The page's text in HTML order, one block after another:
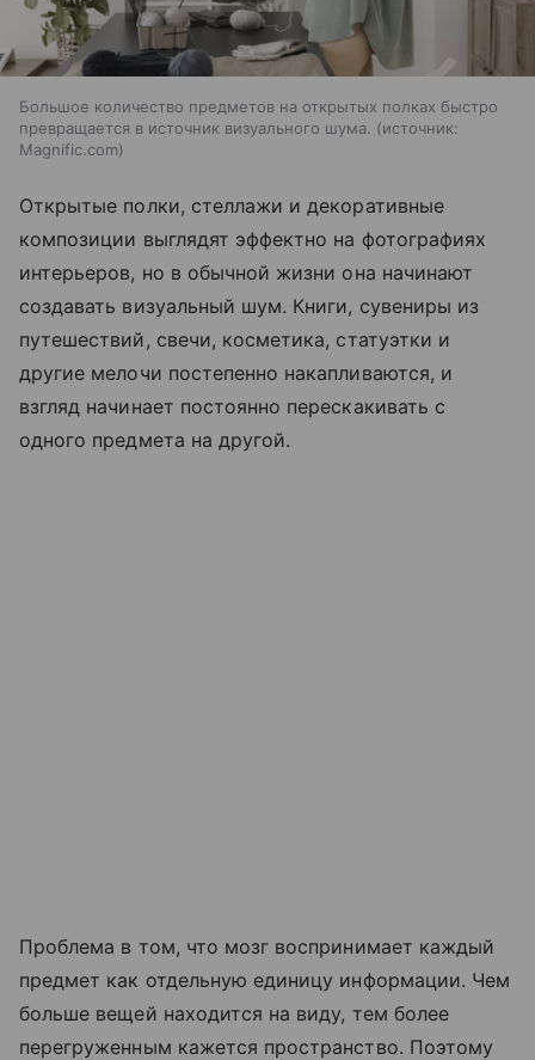
Большое количество предметов на открытых полках быстро
превращается в источник визуального шума.
источник:
Magnific.com
Открытые полки, стеллажи и декоративные
композиции выглядят эффектно на фотографиях
интерьеров, но в обычной жизни она начинают
создавать визуальный шум. Книги, сувениры из
путешествий, свечи, косметика, статуэтки и
другие мелочи постепенно накапливаются, и
взгляд начинает постоянно перескакивать с
одного предмета на другой.
Проблема в том, что мозг воспринимает каждый
предмет как отдельную единицу информации. Чем
больше вещей находится на виду, тем более
перегруженным кажется пространство. Поэтому